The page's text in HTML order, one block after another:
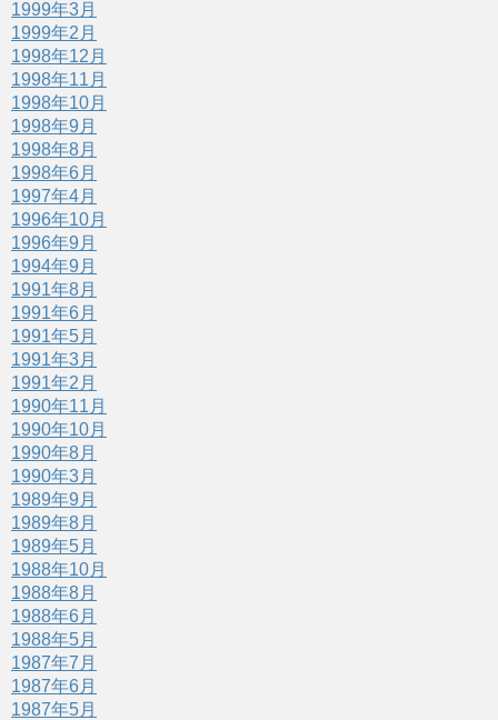
1999年3月
1999年2月
1998年12月
1998年11月
1998年10月
1998年9月
1998年8月
1998年6月
1997年4月
1996年10月
1996年9月
1994年9月
1991年8月
1991年6月
1991年5月
1991年3月
1991年2月
1990年11月
1990年10月
1990年8月
1990年3月
1989年9月
1989年8月
1989年5月
1988年10月
1988年8月
1988年6月
1988年5月
1987年7月
1987年6月
1987年5月